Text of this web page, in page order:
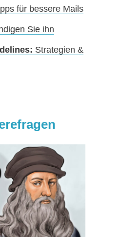
für bessere Mails
Sie ihn
Strategien &